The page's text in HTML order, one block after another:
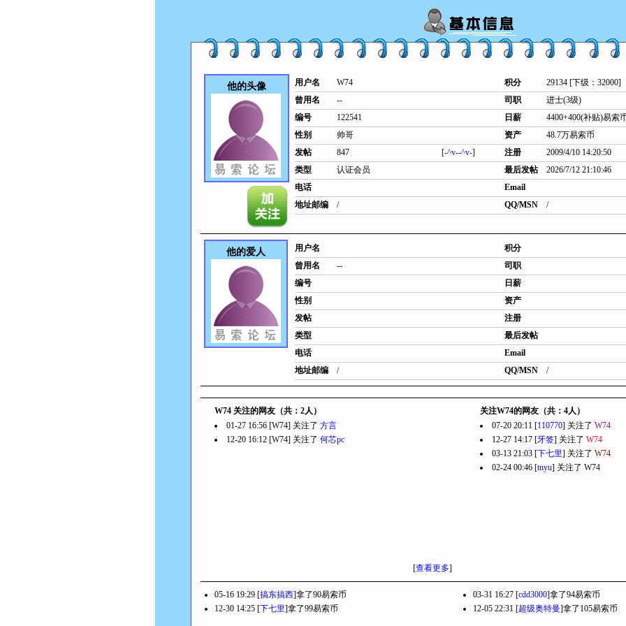
他的头像 用户名 W74 积分 29134 [下级：32000]
曾用名
-- 司职 进士(3级)
编号
122541 日薪 4400+400(补贴)易索
性别
帅哥 资产 48.7万易索币
发帖
847 [-^v--^v-] 注册
2009/4/10 14:20:50
类型
认证会员 最后发帖
2026/7/12 21:10:46
电话
Email
地址邮编
/ QQ/MSN /
他的爱人 用户名
积分
曾用名
-- 司职
编号
日薪
性别
资产
发帖
注册
类型
最后发帖
电话
Email
地址邮编
/ QQ/MSN /
W74 关注的网友（共：2人）
01-27 16:56 [W74] 关注了 方言
12-20 16:12 [W74] 关注了 何芯pc
[查看更多]
关注W74的网友（共：4人）
07-20 20:11 [110770] 关注了 W74
12-27 14:17 [牙签] 关注了 W74
03-13 21:03 [下七里] 关注了 W74
02-24 00:46 [tnyu] 关注了 W74
05-16 19:29 [搞东搞西]拿了90易索币 03-31 16:27 [cdd3000]拿了94易索币
12-30 14:25 [下七里]拿了99易索币 12-05 22:31 [超级奥特曼]拿了105易索币